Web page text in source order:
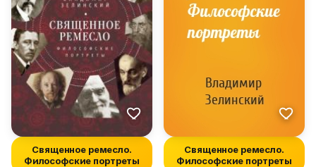
Священное ремесло.
Философские портреты
Священное ремесло.
Философские портреты